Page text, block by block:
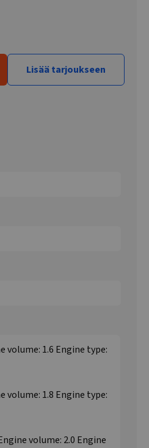
Lisää tarjoukseen
volume: 1.6 Engine type:
volume: 1.8 Engine type:
volume: 2.0 Engine